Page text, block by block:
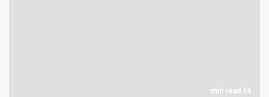
14 min read